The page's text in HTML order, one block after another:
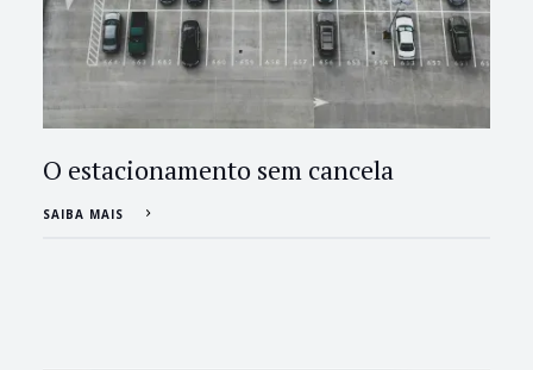
O estacionamento sem cancela
SAIBA MAIS